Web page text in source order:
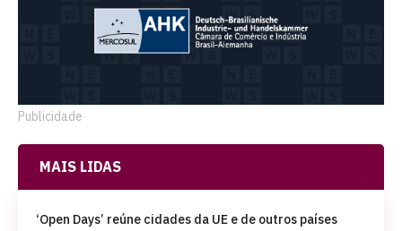
Publicidade
MAIS LIDAS
‘Open Days’ reúne cidades da UE e de outros países